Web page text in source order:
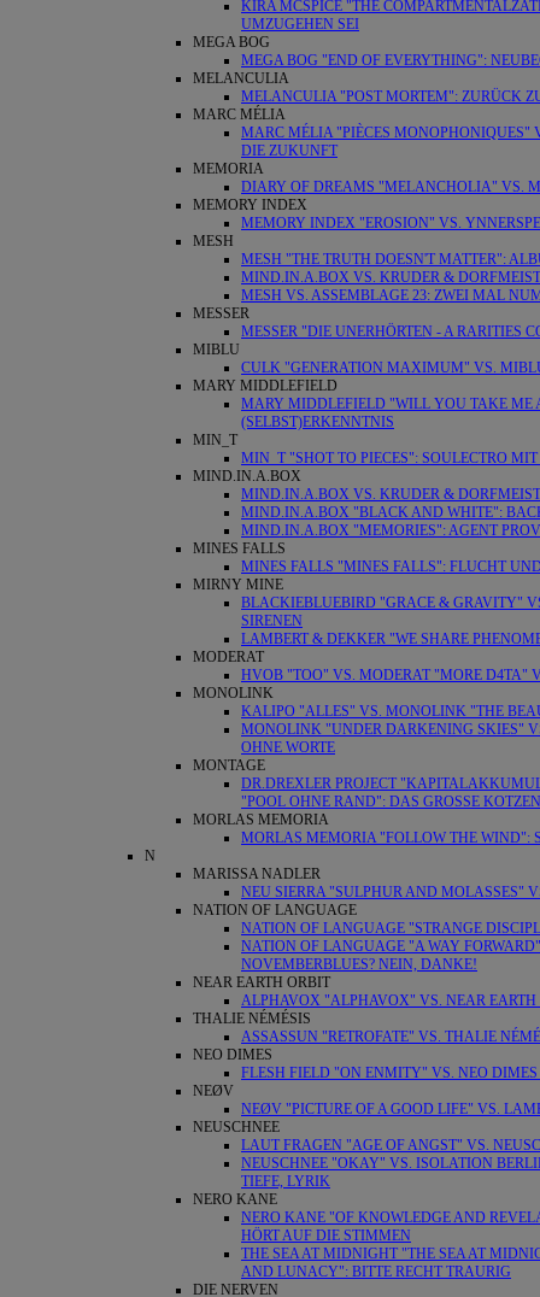
KIRA MCSPICE "THE
UMZUGEHEN SEI
MEGA BOG
MEGA BOG "END OF EVERYTHING":
MELANCULIA
MELANCULIA "POST MORTEM": ZURÜCK
MARC MÉLIA
MARC MÉLIA "PIÈCES MONOPHONIQUES"
DIE ZUKUNFT
MEMORIA
DIARY OF DREAMS "MELANCHOLIA" VS.
MEMORY INDEX
MEMORY INDEX "EROSION" VS.
MESH
MESH "THE TRUTH DOESN'T MATTER":
MIND.IN.A.BOX VS. KRUDER &
MESH VS. ASSEMBLAGE 23: ZWEI MAL
MESSER
MESSER "DIE UNERHÖRTEN - A RARITIES
MIBLU
CULK "GENERATION MAXIMUM" VS.
MARY MIDDLEFIELD
MARY MIDDLEFIELD "WILL YOU TAKE ME
(SELBST)ERKENNTNIS
MIN_T
MIN_T "SHOT TO PIECES": SOULECTRO
MIND.IN.A.BOX
MIND.IN.A.BOX VS. KRUDER &
MIND.IN.A.BOX "BLACK AND WHITE":
MIND.IN.A.BOX "MEMORIES": AGENT
MINES FALLS
MINES FALLS "MINES FALLS": FLUCHT
MIRNY MINE
BLACKIEBLUEBIRD "GRACE & GRAVITY"
SIRENEN
LAMBERT & DEKKER "WE SHARE
MODERAT
HVOB "TOO" VS. MODERAT "MORE D4TA"
MONOLINK
KALIPO "ALLES" VS. MONOLINK "THE
MONOLINK "UNDER DARKENING SKIES"
OHNE WORTE
MONTAGE
DR.DREXLER PROJECT
"POOL OHNE RAND": DAS GROSSE KOTZEN
MORLAS MEMORIA
MORLAS MEMORIA "FOLLOW THE WIND":
N
MARISSA NADLER
NEU SIERRA "SULPHUR AND MOLASSES"
NATION OF LANGUAGE
NATION OF LANGUAGE "STRANGE
NATION OF LANGUAGE "A WAY
NOVEMBERBLUES? NEIN, DANKE!
NEAR EARTH ORBIT
ALPHAVOX "ALPHAVOX" VS. NEAR EARTH
THALIE NÉMÉSIS
ASSASSUN "RETROFATE" VS. THALIE
NEO DIMES
FLESH FIELD "ON ENMITY" VS. NEO
NEØV
NEØV "PICTURE OF A GOOD LIFE" VS.
NEUSCHNEE
LAUT FRAGEN "AGE OF ANGST" VS.
NEUSCHNEE "OKAY" VS. ISOLATION
TIEFE, LYRIK
NERO KANE
NERO KANE "OF KNOWLEDGE AND
HÖRT AUF DIE STIMMEN
THE SEA AT MIDNIGHT "THE SEA AT
AND LUNACY": BITTE RECHT TRAURIG
DIE NERVEN